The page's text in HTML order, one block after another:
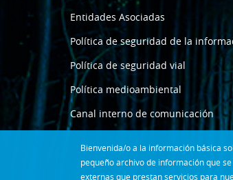
Bienvenida/o a la información básica
pequeño archivo de información que
externas que prestan servicios para
Entidades Asociadas
Política de seguridad de la
Política de seguridad vial
Política medioambiental
Canal interno de comunicación